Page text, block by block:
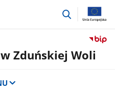
przejdź
Zduńskiej Woli